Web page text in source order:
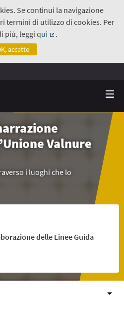
Se continui la navigazione
termini di utilizzo di cookies. Per
più, leggiqui
.
accetto
Valnure
i luoghi che lo
delle Linee Guida